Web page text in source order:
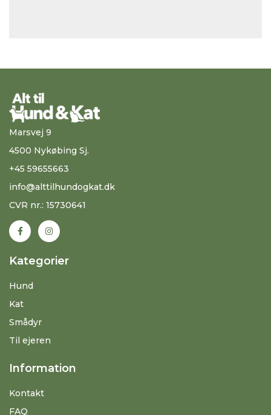
Marsvej 9
4500 Nykøbing Sj.
+45 59655663
info@alttilhundogkat.dk
CVR nr.: 15730641
Kategorier
Hund
Kat
Smådyr
Til ejeren
Information
Kontakt
FAQ